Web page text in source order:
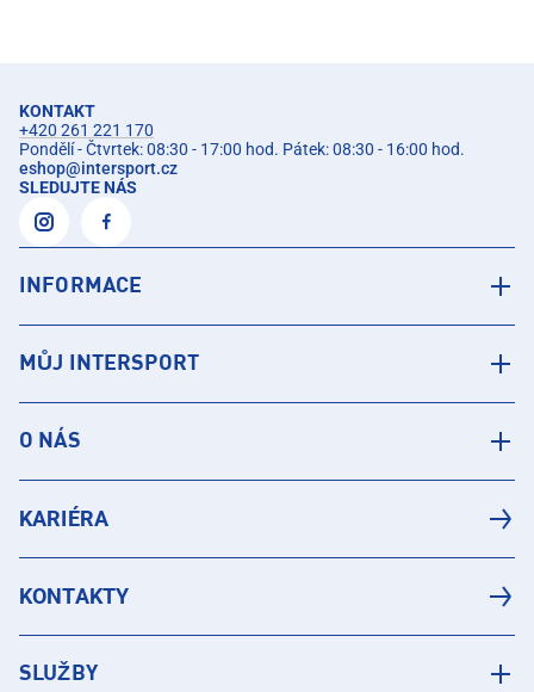
KONTAKT
+420 261 221 170
Pondělí - Čtvrtek: 08:30 - 17:00 hod. Pátek: 08:30 - 16:00 hod.
eshop@intersport.cz
SLEDUJTE NÁS
INFORMACE
MŮJ INTERSPORT
O NÁS
KARIÉRA
KONTAKTY
SLUŽBY